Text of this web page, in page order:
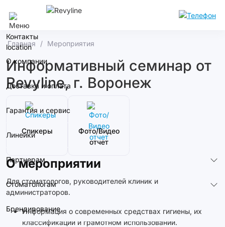
Контакты
О компании
Доставка и оплата
Гарантия и сервис
Линейки
Партнерам
Стоматологам
Брендирование
Главная Мероприятия
Информативный семинар от
Revyline, г. Воронеж
Спикеры
Фото/Видео
отчет
О мероприятии
Для стоматологов, руководителей клиник и
администраторов.
Информация о современных средствах гигиены, их
классификации и грамотном использовании.